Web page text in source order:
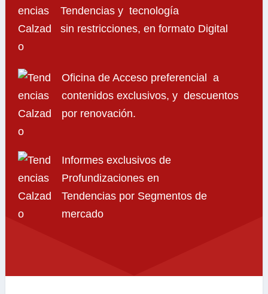
Tendencias y tecnología
sin restricciones, en formato Digital
Oficina de Acceso preferencial a
contenidos exclusivos, y descuentos
por renovación.
Informes exclusivos de
Profundizaciones en
Tendencias por Segmentos de
mercado